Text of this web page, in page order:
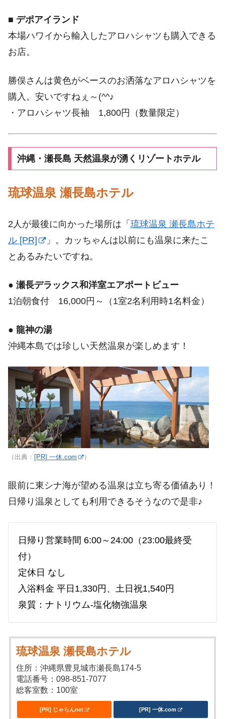
■ デポアイランド
本場ハワイから輸入したアロハシャツも購入できる
お店。
勝俣さんは黄色がベースのお洒落なアロハシャツを
購入。安いですねぇ～(^^♪
・アロハシャツ長袖 1,800円（数量限定）
沖縄・瀬長島 天然温泉が湧くリゾートホテル
琉球温泉 瀬長島ホテル
2人が最後に向かった場所は「 琉球温泉 瀬長島ホテ
ル [PR]
」。カッちゃんは以前にも温泉に来たこ
とあるみたいですね。
● 瀬長デラックス和洋室エアポートビュー
1泊朝食付 16,000円～（1室2名利用時1名料金）
● 龍神の湯
沖縄本島では珍しい天然温泉が楽しめます！
（出典： [PR] 一休.com ）
眼前に東シナ海が望める温泉は立ち寄る価値あり！
日帰り温泉としても利用できるそうなので是非♪
日帰り営業時間 6:00～24:00（23:00最終受
付）
定休日 なし
入浴料金 平日1,330円、土日祝1,540円
泉質：ナトリウム-塩化物強温泉
琉球温泉 瀬長島ホテル
住所：沖縄県豊見城市瀬長島174-5
電話番号：098-851-7077
総客室数：100室
[PR] じゃらんnet [PR] 一休.com